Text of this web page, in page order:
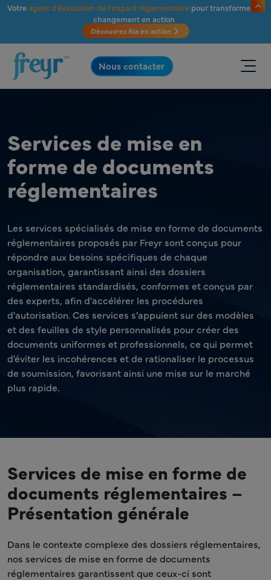
Passer au contenu principal
Votreagent d'évaluation de l'impact réglementairepour transformer le
changement en action
Découvrez Ria en action
.
Nous contacter
Services de mise en
forme de documents
réglementaires
Les services spécialisés de mise en forme de documents
réglementaires proposés par Freyr sont conçus pour
répondre aux besoins spécifiques de chaque
organisation, garantissant ainsi des dossiers
réglementaires standardisés, conformes et conçus par
des experts, afin d'accélérer les procédures
d'autorisation. Ces services s'appuient sur des modèles
et des feuilles de style personnalisés pour créer des
documents uniformes et professionnels, ce qui permet
d'éviter les incohérences et de rationaliser le processus
de soumission, favorisant ainsi une mise sur le marché
plus rapide.
Services de mise en forme de
documents réglementaires –
Présentation générale
Dans le contexte complexe des dossiers réglementaires,
nos services de mise en forme de documents
réglementaires garantissent que ceux-ci sont